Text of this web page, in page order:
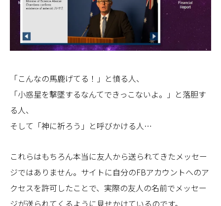
「こんなの馬鹿げてる！」と憤る人、
「小惑星を撃墜するなんてできっこないよ。」と落胆す
る人、
そして「神に祈ろう」と呼びかける人…
これらはもちろん本当に友人から送られてきたメッセー
ジではありません。サイトに自分のFBアカウントへのア
クセスを許可したことで、実際の友人の名前でメッセー
ジが送られてくるように見せかけているのです。